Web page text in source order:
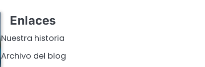
Enlaces
Nuestra historia
Archivo del blog